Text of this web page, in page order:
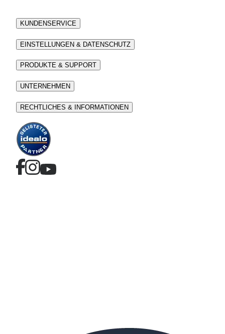
KUNDENSERVICE
EINSTELLUNGEN & DATENSCHUTZ
PRODUKTE & SUPPORT
UNTERNEHMEN
RECHTLICHES & INFORMATIONEN